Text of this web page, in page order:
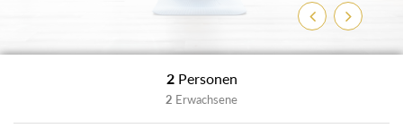
ZurückWeiter
2 Personen
2 Erwachsene